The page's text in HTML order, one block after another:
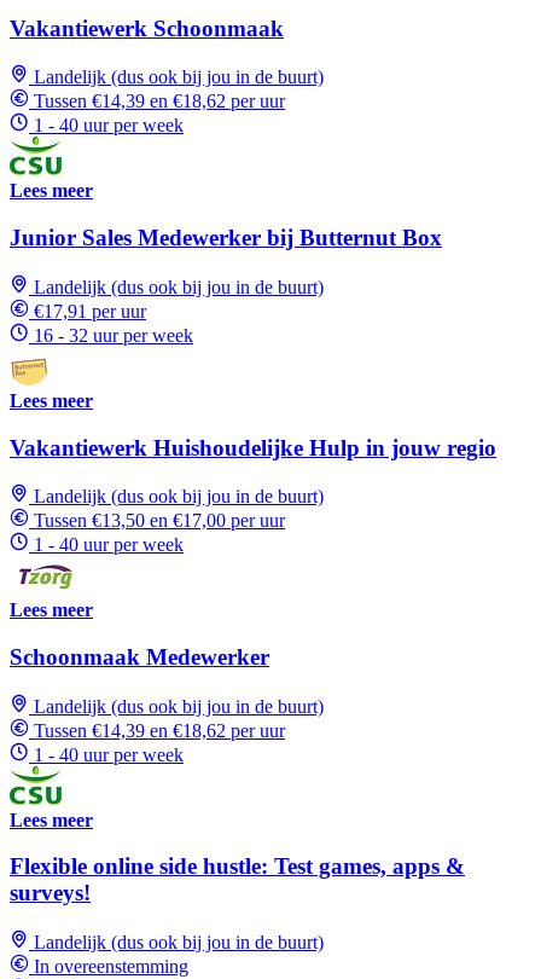
Vakantiewerk Schoonmaak
Landelijk (dus ook bij jou in de buurt)
Tussen €14,39 en €18,62 per uur
1 - 40 uur per week
Lees meer
Junior Sales Medewerker bij Butternut Box
Landelijk (dus ook bij jou in de buurt)
€17,91 per uur
16 - 32 uur per week
Lees meer
Vakantiewerk Huishoudelijke Hulp in jouw regio
Landelijk (dus ook bij jou in de buurt)
Tussen €13,50 en €17,00 per uur
1 - 40 uur per week
Lees meer
Schoonmaak Medewerker
Landelijk (dus ook bij jou in de buurt)
Tussen €14,39 en €18,62 per uur
1 - 40 uur per week
Lees meer
Flexible online side hustle: Test games, apps &
surveys!
Landelijk (dus ook bij jou in de buurt)
In overeenstemming